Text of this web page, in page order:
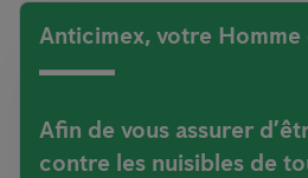
Anticimex, votre
Afin de vous assurer
contre les nuisibles de